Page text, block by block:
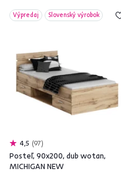
Výpredaj Slovenský výrobok
4,5 97
Posteľ, 90x200, dub wotan,
MICHIGAN NEW